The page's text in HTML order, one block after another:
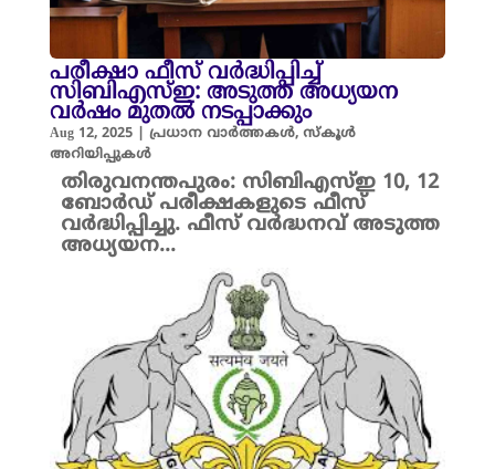
പരീക്ഷാ ഫീസ് വർദ്ധിപ്പിച്ച്
സിബിഎസ്ഇ: അടുത്ത അധ്യയന
വർഷം മുതൽ നടപ്പാക്കും
Aug 12, 2025| പ്രധാന വാർത്തകൾ, സ്കൂൾ
അറിയിപ്പുകൾ
തിരുവനന്തപുരം: സിബിഎസ്ഇ 10, 12
ബോർഡ് പരീക്ഷകളുടെ ഫീസ്
വർദ്ധിപ്പിച്ചു. ഫീസ് വർദ്ധനവ് അടുത്ത
അധ്യയന...